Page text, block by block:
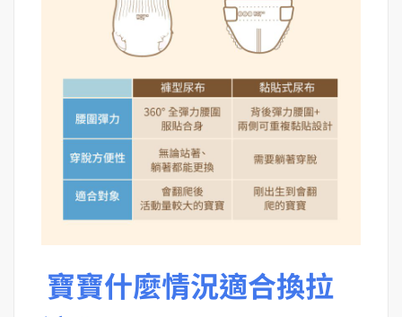
寶寶什麼情況適合換拉